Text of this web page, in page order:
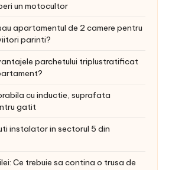
un motocultor
apartamentul de 2 camere pentru
parinti?
parchetului triplustratificat
cu inductie, suprafata
gatit
instalator in sectorul 5 din
Ce trebuie sa contina o trusa de